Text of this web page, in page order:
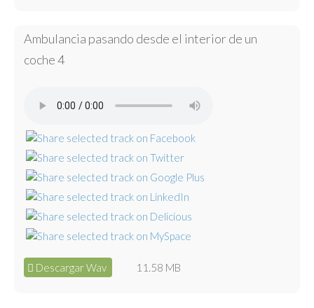
Ambulancia pasando desde el interior de un
coche 4
Descargar Wav 11.58 MB